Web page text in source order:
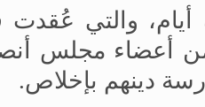
أيام، والتي
يقرب من 8000 عضو من
دينهم بإخلاص.